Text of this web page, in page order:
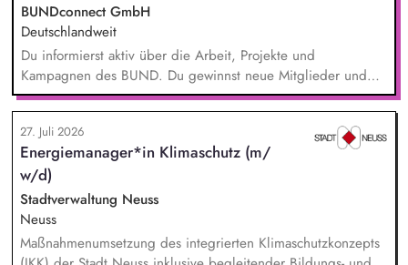
BUNDconnect GmbH
Deutschlandweit
Du informierst aktiv über die Arbeit, Projekte und
Kampagnen des BUND. Du gewinnst neue Mitglieder und
stärkst damit langfristig den Umwelt- und Naturschutz. Du
beantwortest Fragen zu Umwelt-, Arten- und Klimaschutz nach
bestem Wissen und Gewissen. Du unterstützt Kampagnen
und Aktionen, beispielsweise durch das Sammeln von
Unterschriften für Petitionen.
27. Juli 2026
Energiemanager*in Klimaschutz (m/
w/d)
Stadtverwaltung Neuss
Neuss
Maßnahmenumsetzung des integrierten Klimaschutzkonzepts